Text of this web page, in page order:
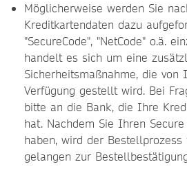
Möglicherweise werden Sie
Kreditkartendaten dazu
"SecureCode", "NetCode" o.ä.
handelt es sich um eine
Sicherheitsmaßnahme, die von
Verfügung gestellt wird. Bei
bitte an die Bank, die Ihre
hat. Nachdem Sie Ihren
haben, wird der
gelangen zur